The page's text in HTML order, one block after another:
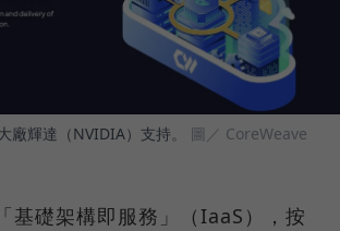
廠輝達（NVIDIA）支持。 圖／ CoreWeave
基礎架構即服務」（IaaS），按